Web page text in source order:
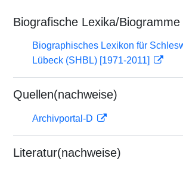
Biografische Lexika/Biogramme
Biographisches Lexikon für
Lübeck (SHBL) [1971-2011]
Quellen(nachweise)
Archivportal-D
Literatur(nachweise)